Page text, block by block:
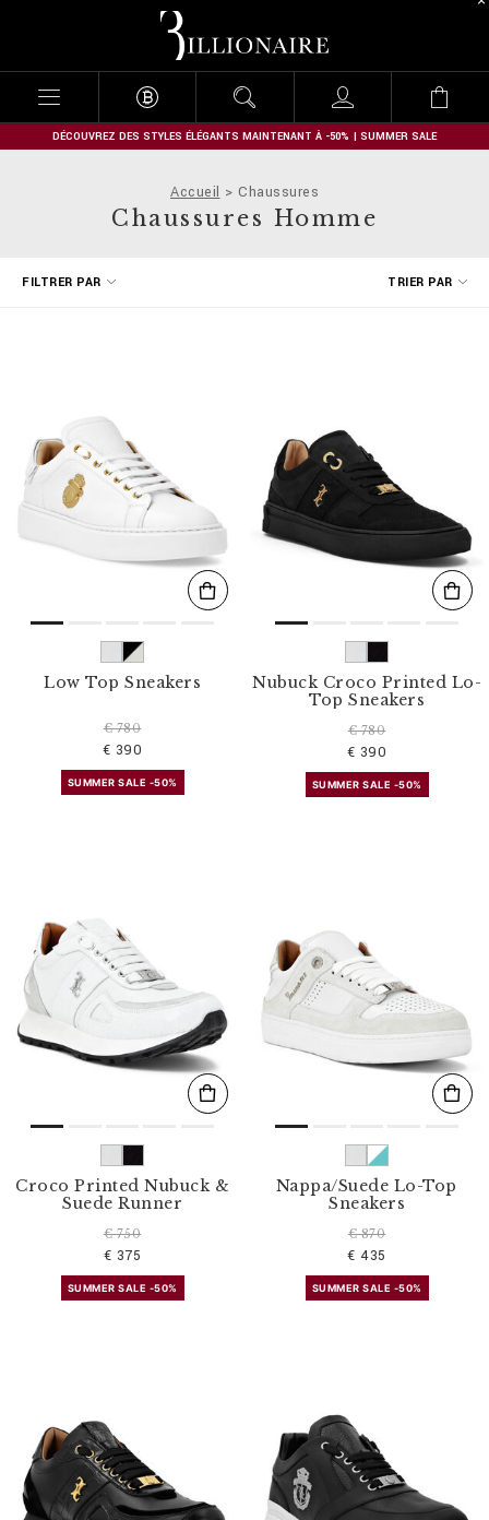
l
l
o
n
e
DÉCOUVREZ DES STYLES ÉLÉGANTS MAINTENANT À -50% | SUMMER SALE
Accueil Chaussures
Chaussures Homme
TRIER PAR
FILTRER PAR
Low Top Sneakers
€ 780
€ 390
SUMMER SALE -50%
Nubuck Croco Printed Lo-
Top Sneakers
€ 780
€ 390
SUMMER SALE -50%
Croco Printed Nubuck &
Suede Runner
€ 750
€ 375
SUMMER SALE -50%
Nappa/Suede Lo-Top
Sneakers
€ 870
€ 435
SUMMER SALE -50%